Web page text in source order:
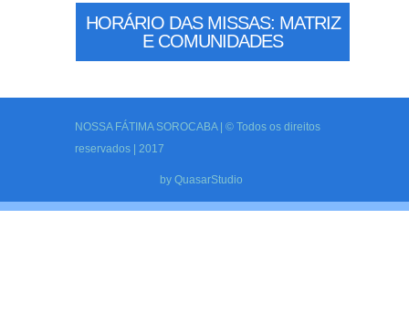
HORÁRIO DAS MISSAS: MATRIZ
E COMUNIDADES
NOSSA FÁTIMA SOROCABA | © Todos os direitos
reservados | 2017
by QuasarStudio